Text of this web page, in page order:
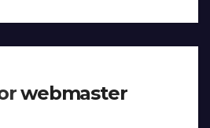
webmaster